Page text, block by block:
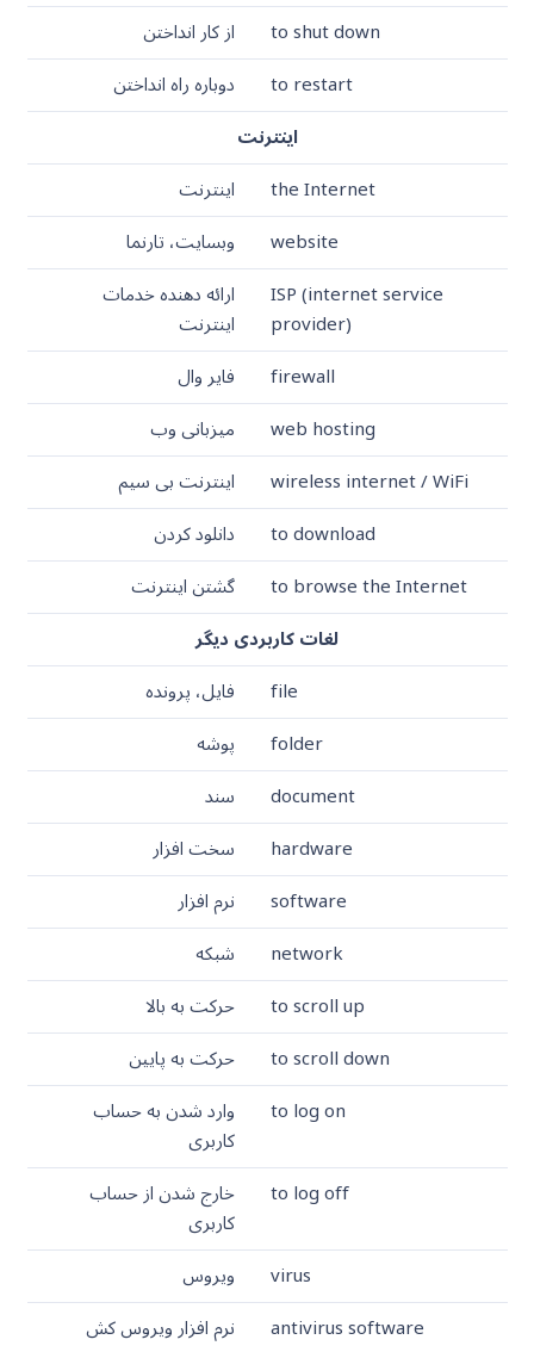
to shut down
از کار انداختن
to restart
دوباره راه انداختن
اینترنت
the Internet
اینترنت
website
وبسایت، تارنما
ISP (internet service
provider)
ارائه دهنده خدمات
اینترنت
firewall
فایر وال
web hosting
میزبانی وب
wireless internet / WiFi
اینترنت بی سیم
to download
دانلود کردن
to browse the Internet
گشتن اینترنت
لغات کاربردی دیگر
file
فایل، پرونده
folder
پوشه
document
سند
hardware
سخت افزار
software
نرم افزار
network
شبکه
to scroll up
حرکت به بالا
to scroll down
حرکت به پایین
to log on
وارد شدن به حساب
کاربری
to log off
خارج شدن از حساب
کاربری
virus
ویروس
antivirus software
نرم افزار ویروس کش